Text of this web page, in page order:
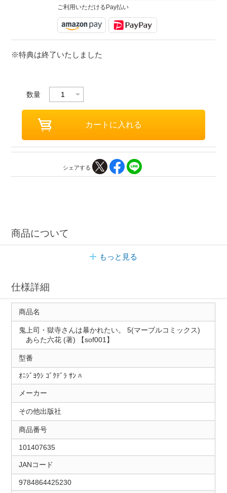
ご利用いただけるPay払い
※特典は終了いたしました
数量
シェアする
商品について
もっと見る
仕様詳細
商品名
鬼上司・獄寺さんは暴かれたい。 5(マーブルコミックス)
あらた六花 (著) 【sof001】
型番
ｵﾆｼﾞﾖｳｼ ｺﾞｸﾃﾞﾗ ｻﾝ ﾊ
メーカー
その他出版社
商品番号
101407635
JANコード
9784864425230